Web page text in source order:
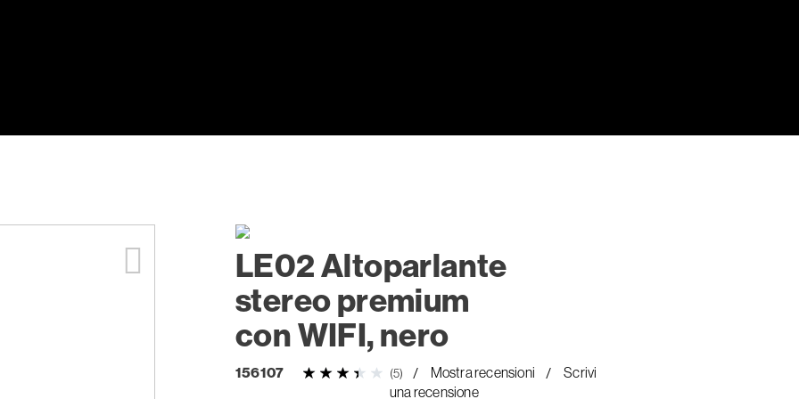
LE02 Altoparlante
stereo premium
con WIFI, nero
156107 (5) Mostra recensioni
Scrivi
una recensione